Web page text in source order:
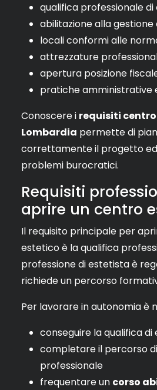
qualifica professionale
abilitazione alla gestione
locali conformi alle
attrezzature
apertura posizione
pratiche amministrative
Conoscere i requisiti
Lombardia permette di
correttamente il progetto
problemi burocratici.
Requisiti
aprire un centro
Il requisito principale per
estetico è la qualifica
professione di estetista è
richiede un percorso
Per lavorare in autonomia è
conseguire la qualifica
completare il percorso
professionale
frequentare un corso